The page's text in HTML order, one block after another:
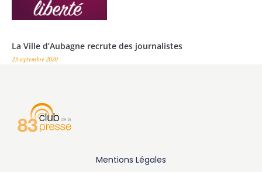
La Ville d’Aubagne recrute des journalistes
23 septembre 2020
Mentions Légales